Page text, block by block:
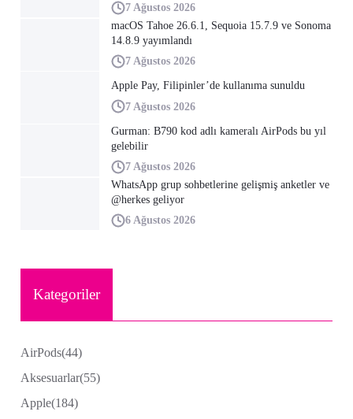
7 Ağustos 2026
macOS Tahoe 26.6.1, Sequoia 15.7.9 ve Sonoma
14.8.9 yayımlandı
7 Ağustos 2026
Apple Pay, Filipinler’de kullanıma sunuldu
7 Ağustos 2026
Gurman: B790 kod adlı kameralı AirPods bu yıl
gelebilir
7 Ağustos 2026
WhatsApp grup sohbetlerine gelişmiş anketler ve
@herkes geliyor
6 Ağustos 2026
Kategoriler
AirPods(44)
Aksesuarlar(55)
Apple(184)